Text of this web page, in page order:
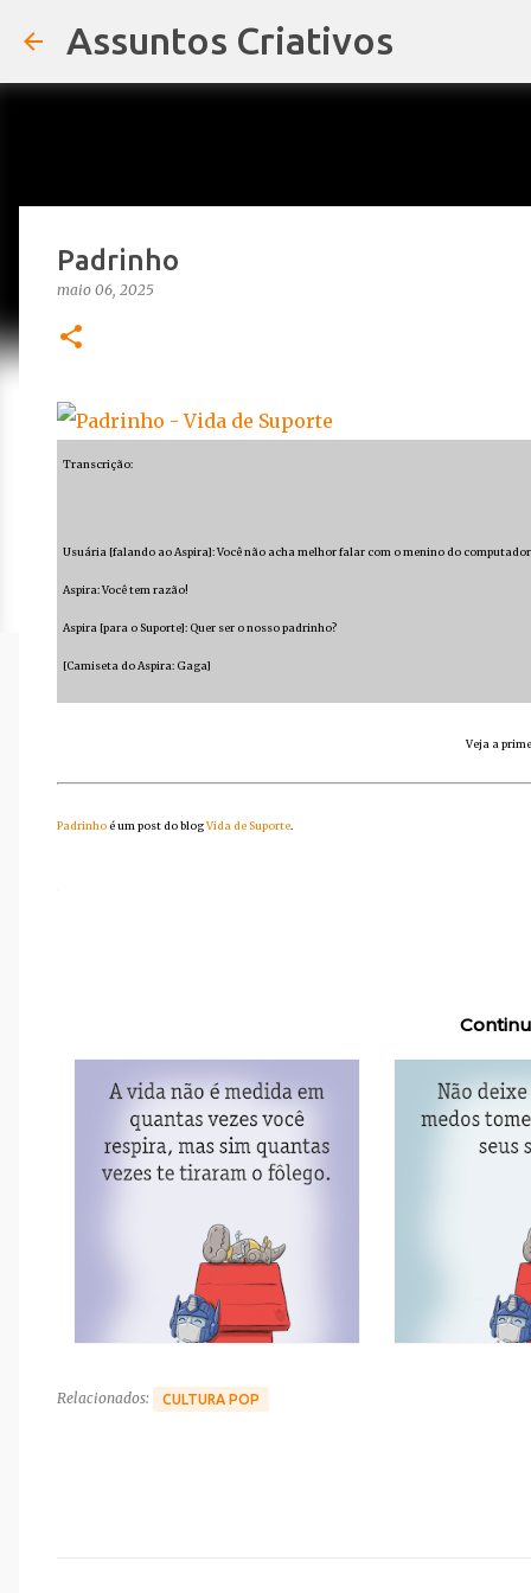
Assuntos Criativos
Padrinho
maio 06, 2025
Transcrição:
Usuária [falando ao Aspira]: Você não acha melhor falar com o menino do
Aspira: Você tem razão!
Aspira [para o Suporte]: Quer ser o nosso padrinho?
[Camiseta do Aspira: Gaga]
Veja a
Padrinho é um post do blogVida de Suporte
Relacionados: CULTURA POP